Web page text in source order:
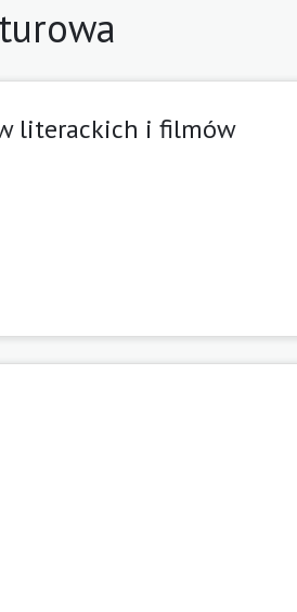
literackich i filmów